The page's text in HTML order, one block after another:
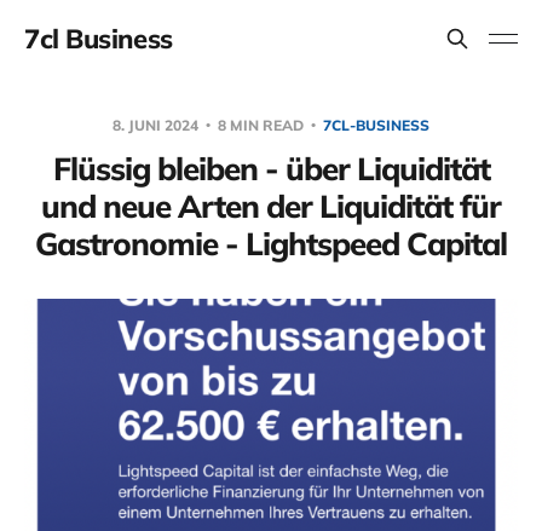
7cl Business
8. JUNI 2024 8 MIN READ 7CL-BUSINESS
Flüssig bleiben - über Liquidität
und neue Arten der Liquidität für
Gastronomie - Lightspeed Capital